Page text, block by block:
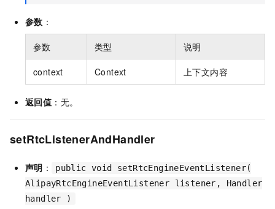
参数 ：
参数 类型 说明
context Context 上下文内容
返回值 ：无。
setRtcListenerAndHandler
声明 ：
public void setRtcEngineEventListener(
AlipayRtcEngineEventListener listener, Handler
handler )